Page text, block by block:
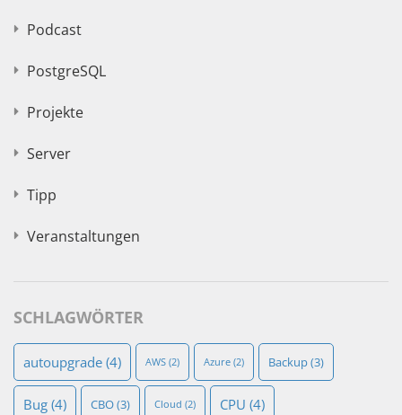
Podcast
PostgreSQL
Projekte
Server
Tipp
Veranstaltungen
SCHLAGWÖRTER
autoupgrade (4) AWS (2) Azure (2) Backup(3)
Bug (4) CBO(3) Cloud (2) CPU (4)